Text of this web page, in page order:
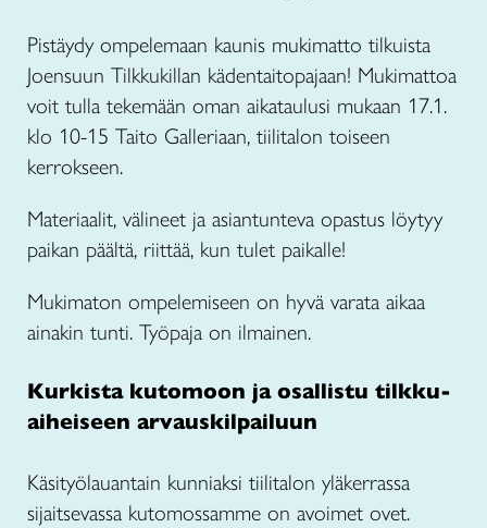
Pistäydy ompelemaan kaunis mukimatto tilkuista
Joensuun Tilkkukillan kädentaitopajaan! Mukimattoa
voit tulla tekemään oman aikataulusi mukaan 17.1.
klo 10-15 Taito Galleriaan, tiilitalon toiseen
kerrokseen.
Materiaalit, välineet ja asiantunteva opastus löytyy
paikan päältä, riittää, kun tulet paikalle!
Mukimaton ompelemiseen on hyvä varata aikaa
ainakin tunti. Työpaja on ilmainen.
Kurkista kutomoon ja osallistu tilkku-
aiheiseen arvauskilpailuun
Käsityölauantain kunniaksi tiilitalon yläkerrassa
sijaitsevassa kutomossamme on avoimet ovet.